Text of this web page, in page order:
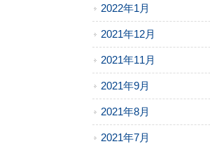
2022年1月
2021年12月
2021年11月
2021年9月
2021年8月
2021年7月